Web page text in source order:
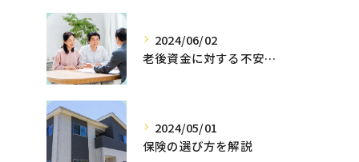
2024/06/02
老後資金に対する不安を解消する方法
2024/05/01
保険の選び方を解説